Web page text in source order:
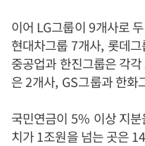
이어 LG그룹이9개사로
현대차그룹7개사, 롯데
중공업과 한진그룹은 각각
은2개사, GS그룹과 한화
국민연금이 5% 이상 지
치가1조원을 넘는 곳은14